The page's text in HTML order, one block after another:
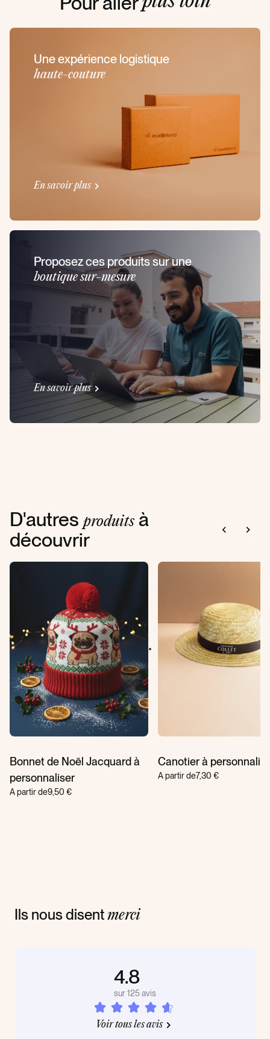
Une expérience logistique
haute-couture
En savoir plus
Proposez ces produits sur une
boutique sur-mesure
En savoir plus
D'autres produitsà
découvrir
Bonnet de Noël Jacquard à
personnaliser
A partir de9,50 €
Canotier à
A partir de7,30 €
Ils nous disent merci
4.8
sur 125 avis
Voir tous les avis